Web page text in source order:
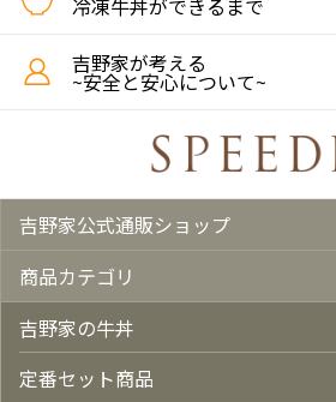
冷凍牛丼ができるまで
吉野家が考える
~安全と安心について~
吉野家公式通販ショップ
商品カテゴリ
吉野家の牛丼
定番セット商品